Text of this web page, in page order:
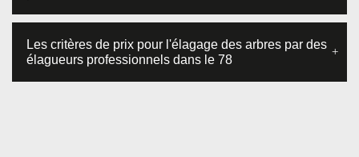
Les critères de prix pour l'élagage des arbres par des
élagueurs professionnels dans le 78